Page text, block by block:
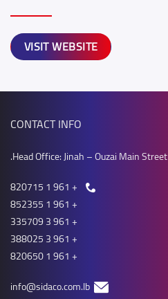
VISIT WEBSITE
CONTACT INFO
Head Office: Jinah – Ouzai Main Street.
+ 961 1 820715
+ 961 1 852355
+ 961 3 335709
+ 961 3 388025
+ 961 1 820650
info@sidaco.com.lb